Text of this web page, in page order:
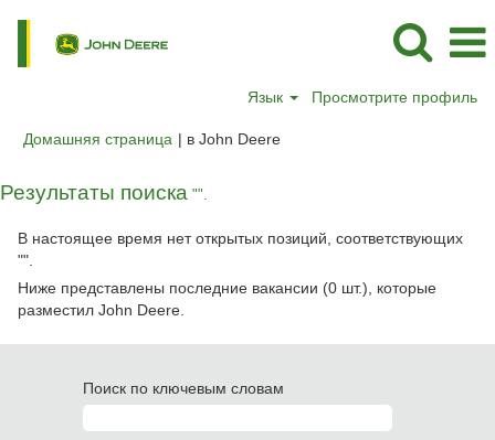
Язык Просмотрите профиль
Домашняя страница | в John Deere(текущая
Результаты поиска "".
В настоящее время нет открытых позиций, соответствующих
"".
Ниже представлены последние вакансии (0 шт.), которые
разместил John Deere.
Поиск по ключевым словам